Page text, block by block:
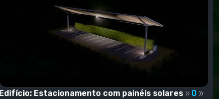
Edifício: Estacionamento com painéis solares
0